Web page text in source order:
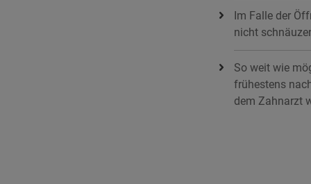
Im Falle der
nicht
So weit wie
frühestens
dem Zahnarzt